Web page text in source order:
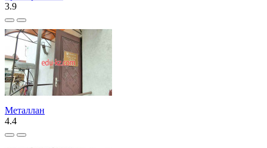
3.9
Металлан
4.4